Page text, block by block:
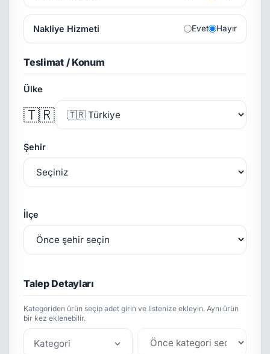
Nakliye Hizmeti Evet Hayır
Teslimat / Konum
Ülke
🇹🇷
Şehir
İlçe
Talep Detayları
Kategoriden ürün seçip adet girin ve listenize ekleyin. Aynı ürün
bir kez eklenebilir.
Kategori